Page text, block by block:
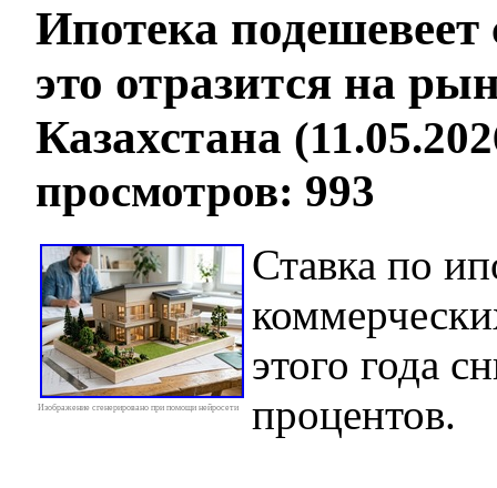
Ипотека
это отразится на
Казахстана
просмотров: 993
Изображение сгенерировано при помощи нейросети
Ставка по
этого года
процентов.